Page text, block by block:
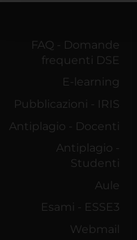
FAQ - Domande
frequenti DSE
E-learning
Pubblicazioni - IRIS
Antiplagio - Docenti
Antiplagio -
Studenti
Aule
Esami - ESSE3
Webmail